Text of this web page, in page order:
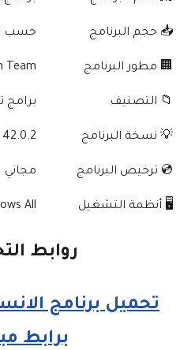
📥 حجم البرنامج حسب
🏢 مطور البرنامج Team
📁 التصنيف برامج
💡 نسخة البرنامج
💿 ترخيص البرنامج مجاني
🖥️ أنظمة التشغيل All
روابط
تحميل برنامج
برابط